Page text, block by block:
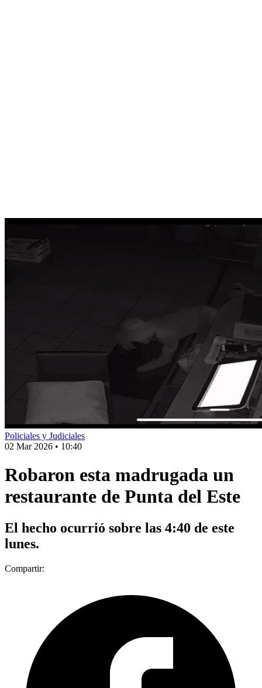
Policiales y Judiciales
02 Mar 2026 • 10:40
Robaron esta madrugada un
restaurante de Punta del Este
El hecho ocurrió sobre las 4:40 de este
lunes.
Compartir: